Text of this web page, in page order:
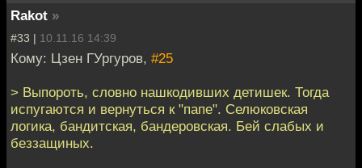
Rakot »
#33 | 10.11.16 14:39
Кому: Цзен ГУргуров, #25
> Выпороть, словно нашкодивших детишек. Тогда
испугаются и вернуться к "папе". Селюковская
логика, бандитская, бандеровская. Бей слабых и
беззащиных.